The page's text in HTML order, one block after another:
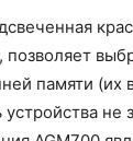
памяти (их
устройства не